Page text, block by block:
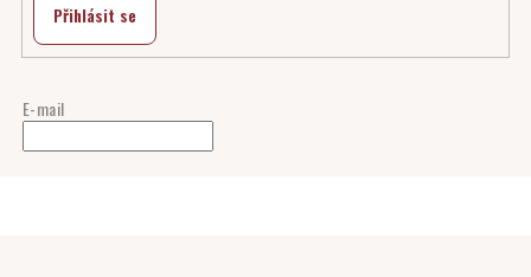
E-mail
Přihlásit se